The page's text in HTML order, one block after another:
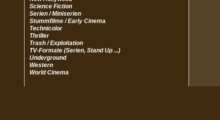
Science Fiction
Serien / Miniserien
Stummfilme / Early Cinema
Technicolor
Thriller
Trash / Exploitation
TV-Formate (Serien, Stand Up ...)
Underground
Western
World Cinema